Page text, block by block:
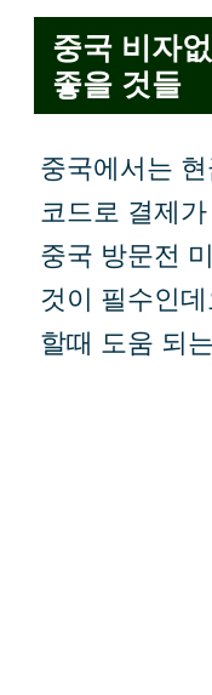
중국 비자
좋을 것들
중국에서는
코드로 결제
중국 방문전
것이 필수인
할때 도움 되